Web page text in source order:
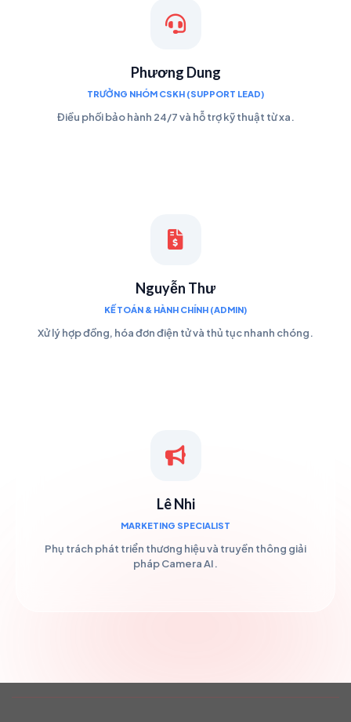
Phương Dung
TRƯỞNG NHÓM CSKH (SUPPORT LEAD)
Điều phối bảo hành 24/7 và hỗ trợ kỹ thuật từ xa.
Nguyễn Thư
KẾ TOÁN & HÀNH CHÍNH (ADMIN)
Xử lý hợp đồng, hóa đơn điện tử và thủ tục nhanh chóng.
Lê Nhi
MARKETING SPECIALIST
Phụ trách phát triển thương hiệu và truyền thông giải
pháp Camera AI.